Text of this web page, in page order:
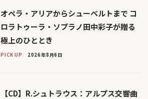
オペラ・アリアからシューベルトまで コ
ロラトゥーラ・ソプラノ田中彩子が贈る
極上のひととき
PICK UP 2026年8月6日
【CD】R.シュトラウス：アルプス交響曲